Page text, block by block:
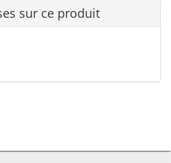
sur ce produit